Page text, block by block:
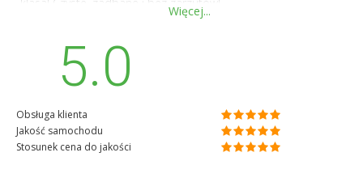
klasa! Czyste, zadbane i bez zarzutów!
Więcej...
5.0
Obsługa klienta
Jakość samochodu
Stosunek cena do jakości